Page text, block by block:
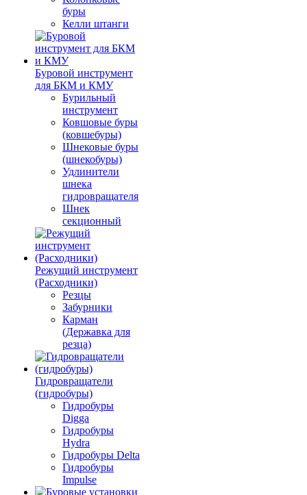
буры
Келли штанги
Буровой инструмент
для БКМ и КМУ
Бурильный
инструмент
Ковшовые буры
(ковшебуры)
Шнековые буры
(шнекобуры)
Удлинители
шнека
гидровращателя
Шнек
секционный
Режущий инструмент
(Расходники)
Резцы
Забурники
Карман
(Державка для
резца)
Гидровращатели
(гидробуры)
Гидробуры
Digga
Гидробуры
Hydra
Гидробуры Delta
Гидробуры
Impulse